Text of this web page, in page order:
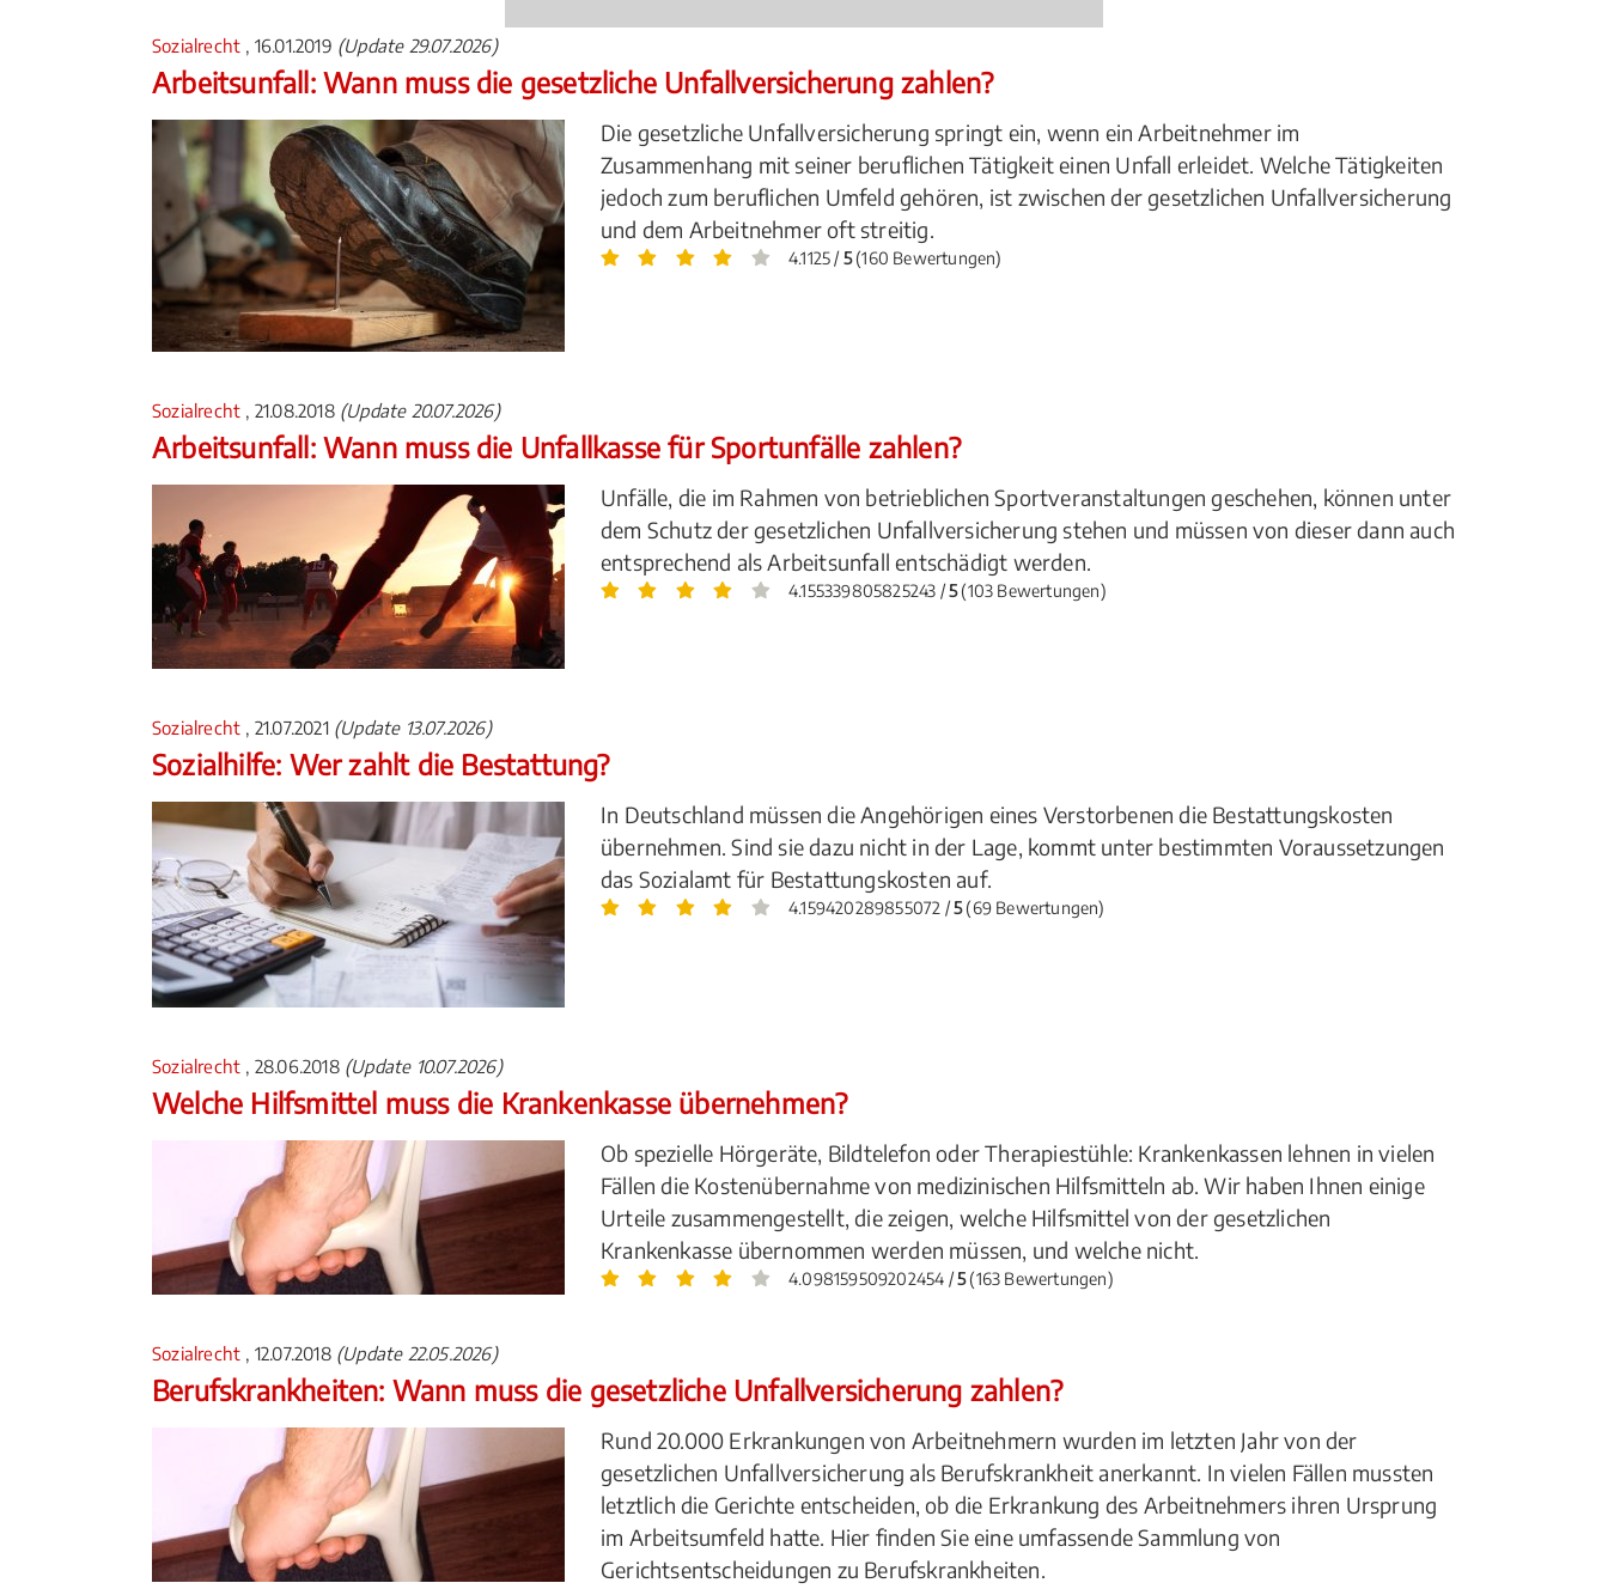
Sozialrecht , 16.01.2019 (Update 29.07.2026)
Arbeitsunfall: Wann muss die gesetzliche Unfallversicherung zahlen?
Die gesetzliche Unfallversicherung springt ein, wenn ein Arbeitnehmer im
Zusammenhang mit seiner beruflichen Tätigkeit einen Unfall erleidet. Welche Tätigkeiten
jedoch zum beruflichen Umfeld gehören, ist zwischen der gesetzlichen Unfallversicherung
und dem Arbeitnehmer oft streitig.
4.1125 / 5(160 Bewertungen)
Sozialrecht , 21.08.2018 (Update 20.07.2026)
Arbeitsunfall: Wann muss die Unfallkasse für Sportunfälle zahlen?
Unfälle, die im Rahmen von betrieblichen Sportveranstaltungen geschehen, können unter
dem Schutz der gesetzlichen Unfallversicherung stehen und müssen von dieser dann auch
entsprechend als Arbeitsunfall entschädigt werden.
4.155339805825243 /5(103 Bewertungen)
Sozialrecht , 21.07.2021 (Update 13.07.2026)
Sozialhilfe: Wer zahlt die Bestattung?
In Deutschland müssen die Angehörigen eines Verstorbenen die Bestattungskosten
übernehmen. Sind sie dazu nicht in der Lage, kommt unter bestimmten Voraussetzungen
das Sozialamt für Bestattungskosten auf.
4.159420289855072 /5(69 Bewertungen)
Sozialrecht , 28.06.2018 (Update 10.07.2026)
Welche Hilfsmittel muss die Krankenkasse übernehmen?
Ob spezielle Hörgeräte, Bildtelefon oder Therapiestühle: Krankenkassen lehnen in vielen
Fällen die Kostenübernahme von medizinischen Hilfsmitteln ab. Wir haben Ihnen einige
Urteile zusammengestellt, die zeigen, welche Hilfsmittel von der gesetzlichen
Krankenkasse übernommen werden müssen, und welche nicht.
4.098159509202454 /5(163 Bewertungen)
Sozialrecht , 12.07.2018 (Update 22.05.2026)
Berufskrankheiten: Wann muss die gesetzliche Unfallversicherung zahlen?
Rund 20.000 Erkrankungen von Arbeitnehmern wurden im letzten Jahr von der
gesetzlichen Unfallversicherung als Berufskrankheit anerkannt. In vielen Fällen mussten
letztlich die Gerichte entscheiden, ob die Erkrankung des Arbeitnehmers ihren Ursprung
im Arbeitsumfeld hatte. Hier finden Sie eine umfassende Sammlung von
Gerichtsentscheidungen zu Berufskrankheiten.